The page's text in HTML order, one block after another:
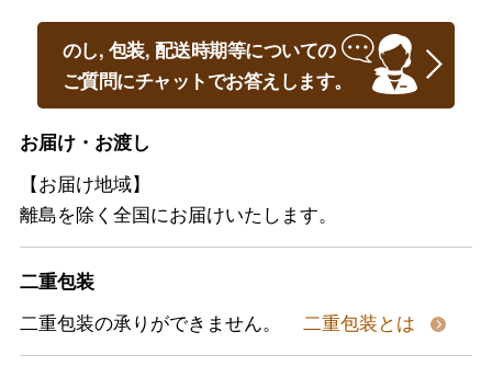
のし, 包装, 配送時期等についての
ご質問にチャットでお答えします。
お届け・お渡し
【お届け地域】
離島を除く全国にお届けいたします。
二重包装
二重包装の承りができません。
二重包装とは